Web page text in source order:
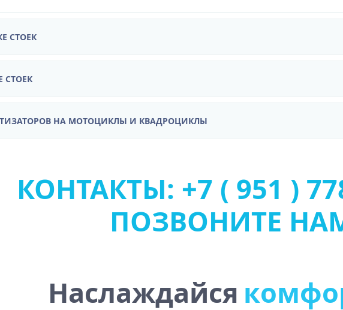
СТОЕК
СТОЕК
НА МОТОЦИКЛЫ И КВАДРОЦИКЛЫ
КОНТАКТЫ: +7 ( 951 )
ПОЗВОНИТЕ
Наслаждайся комфо